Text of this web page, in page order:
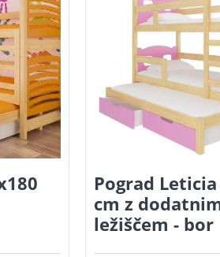
Pograd
cm z
ležiščem - bor